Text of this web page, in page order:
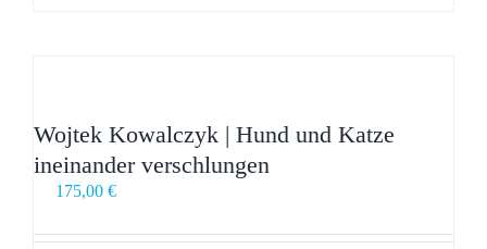
Wojtek Kowalczyk | Hund und Katze
ineinander verschlungen
175,00 €